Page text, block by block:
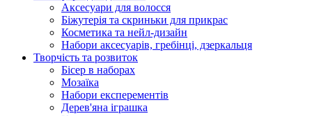
Аксесуари для волосся
Біжутерія та скриньки для прикрас
Косметика та нейл-дизайн
Набори аксесуарів, гребінці, дзеркальця
Творчість та розвиток
Бісер в наборах
Мозаїка
Набори експерементів
Дерев'яна іграшка